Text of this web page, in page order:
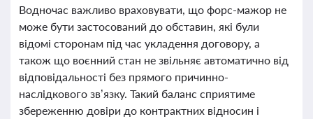
Водночас важливо враховувати, що форс-мажор не
може бути застосований до обставин, які були
відомі сторонам під час укладення договору, а
також що воєнний стан не звільняє автоматично від
відповідальності без прямого причинно-
наслідкового зв’язку. Такий баланс сприятиме
збереженню довіри до контрактних відносин і